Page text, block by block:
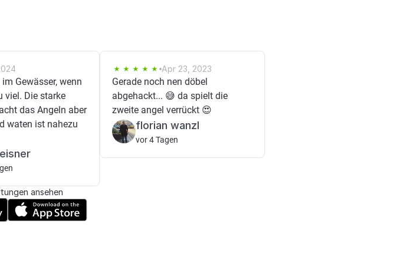
Gewässer, wenn
viel. Die starke
das Angeln aber
waten ist nahezu
Apr 23, 2023
Gerade noch nen döbel
abgehackt... 😅 da spielt die
zweite angel verrückt 😍
florian wanzl
vor 4 Tagen
ansehen